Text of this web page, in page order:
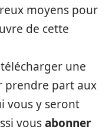
moyens pour
de cette
une
prendre part aux
vous y seront
vousabonner